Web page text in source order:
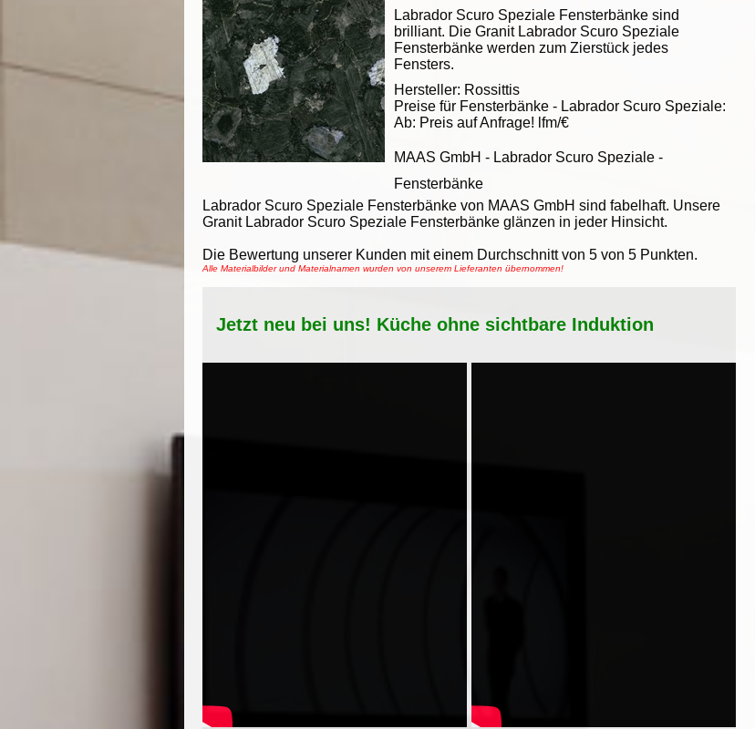
Labrador Scuro Speziale Fensterbänke sind
brilliant. Die Granit Labrador Scuro Speziale
Fensterbänke werden zum Zierstück jedes
Fensters.
Hersteller: Rossittis
Preise für Fensterbänke - Labrador Scuro Speziale:
Ab: Preis auf Anfrage! lfm/€
MAAS GmbH - Labrador Scuro Speziale -
Fensterbänke
Labrador Scuro Speziale Fensterbänke von MAAS GmbH sind fabelhaft. Unsere
Granit Labrador Scuro Speziale Fensterbänke glänzen in jeder Hinsicht.
Die Bewertung unserer Kunden mit einem Durchschnitt von 5 von 5 Punkten.
Alle Materialbilder und Materialnamen wurden von unserem Lieferanten übernommen!
Jetzt neu bei uns! Küche ohne sichtbare Induktion